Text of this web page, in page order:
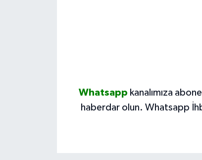
Whatsapp kanalımıza
haberdar olun. Whatsapp